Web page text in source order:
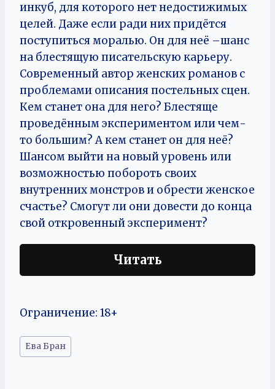
инкуб, для которого нет недостижимых
целей. Даже если ради них придётся
поступиться моралью. Он для неё –шанс
на блестящую писательскую карьеру.
Современный автор женских романов с
проблемами описания постельных сцен.
Кем станет она для него? Блестяще
проведённым экспериментом или чем-
то большим? А кем станет он для неё?
Шансом выйти на новый уровень или
возможностью побороть своих
внутренних монстров и обрести женское
счастье? Смогут ли они довести до конца
свой откровенный эксперимент?
Читать
Ограничение: 18+
Метки
записи:
Ева Бран